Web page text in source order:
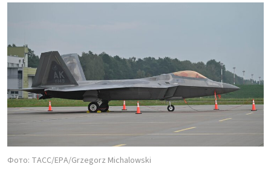
Фото: ТАСС/EPA/Grzegorz Michalowski